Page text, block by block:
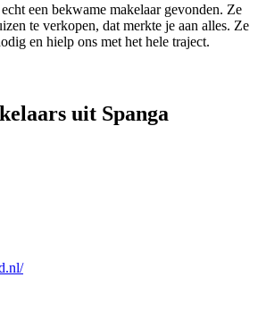
een bekwame makelaar gevonden. Ze
te verkopen, dat merkte je aan alles. Ze
en hielp ons met het hele traject.
uit Spanga